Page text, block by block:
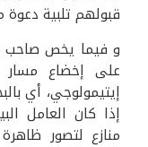
قبولهم تلبية دعوة
و فيما يخص صاحب
على إخضاع مسار
إيتيمولوجي، أي
إذا كان العامل
منازع لتصور